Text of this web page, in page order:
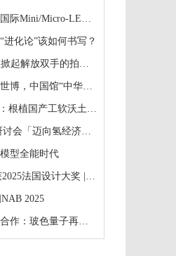
技术峰会，领航微显示技术新征程
化论”该如何书写？
放双手的拍摄革命
馆“中华书简”惊艳全球！
工软沃土 育石油装备人才
齐聚内地、海外专家 探讨氢能可持续发展及创新解决方案
型全能时代
奖 | 重新定义数字化齿科美学
2025
再次惊艳亮相中关村论坛